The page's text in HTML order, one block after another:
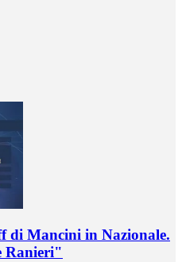
di Mancini in Nazionale.
Ranieri"